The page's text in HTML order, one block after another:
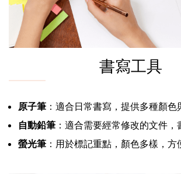
書寫工具
原子筆 ：適合日常書寫，提供多種顏色
自動鉛筆 ：適合需要經常修改的文件，
螢光筆 ：用於標記重點，顏色多樣，方